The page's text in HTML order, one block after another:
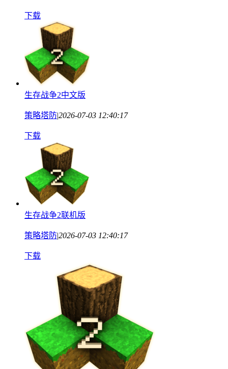
下载
生存战争2中文版
策略塔防|2026-07-03 12:40:17
下载
生存战争2联机版
策略塔防|2026-07-03 12:40:17
下载